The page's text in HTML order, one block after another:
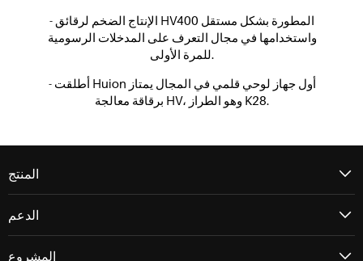
- الإنتاج الضخم لرقائق HV400 المطورة بشكل مستقل
واستخدامها في مجال التعرف على المدخلات الرسومية
للمرة الأولى.
- أطلقت Huion أول جهاز لوحي قلمي في المجال يمتاز
برقاقة معالجة HV، وهو الطراز K28.
المنتج
الدعم
المشروع